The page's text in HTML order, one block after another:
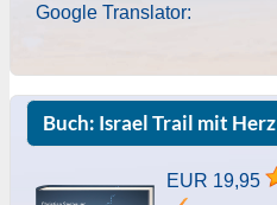
Google Translator:
Buch: Israel Trail mit Herz
EUR 19,95